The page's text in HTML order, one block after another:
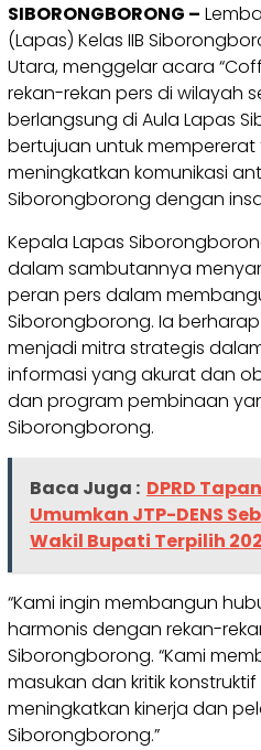
SIBORONGBORONG –
(Lapas) Kelas IIB
Utara, menggelar acara
rekan-rekan pers di wilayah
berlangsung di Aula Lapas
bertujuan untuk
meningkatkan komunikasi
Siborongborong dengan
Kepala Lapas
dalam sambutannya
peran pers dalam
Siborongborong. Ia
menjadi mitra strategis
informasi yang akurat dan
dan program pembinaan
Siborongborong.
Baca Juga : DPRD
Umumkan JTP-DENS
Wakil Bupati Terpilih
“Kami ingin membangun
harmonis dengan rekan-
Siborongborong. “Kami
masukan dan kritik
meningkatkan kinerja dan
Siborongborong.”